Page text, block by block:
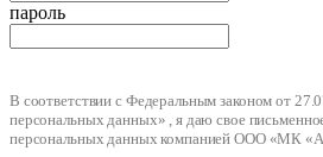
пароль
В соответствии с Федеральным законом от
персональных данных» , я даю свое
персональных данных компанией ООО «МК